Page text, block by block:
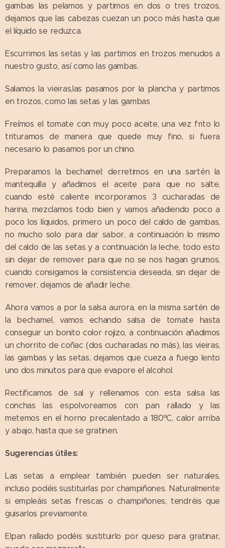
gambas las pelamos y partimos en dos o tres trozos,
dejamos que las cabezas cuezan un poco más hasta que
el líquido se reduzca.
Escurrimos las setas y las partimos en trozos menudos a
nuestro gusto, así como las gambas.
Salamos la vieiras,las pasamos por la plancha y partimos
en trozos, como las setas y las gambas
Freímos el tomate con muy poco aceite, una vez frito lo
trituramos de manera que quede muy fino, si fuera
necesario lo pasamos por un chino.
Preparamos la bechamel: derretimos en una sartén la
mantequilla y añadimos el aceite para que no salte,
cuando esté caliente incorporamos 3 cucharadas de
harina, mezclamos todo bien y vamos añadiendo poco a
poco los líquidos, primero un poco del caldo de gambas,
no mucho solo para dar sabor, a continuación lo mismo
del caldo de las setas y a continuación la leche, todo esto
sin dejar de remover para que no se nos hagan grumos,
cuando consigamos la consistencia deseada, sin dejar de
remover, dejamos de añadir leche.
Ahora vamos a por la salsa aurora, en la misma sartén de
la bechamel, vamos echando salsa de tomate hasta
conseguir un bonito color rojizo, a continuación añadimos
un chorrito de coñac (dos cucharadas no más), las vieiras,
las gambas y las setas, dejamos que cueza a fuego lento
uno dos minutos para que evapore el alcohol.
Rectificamos de sal y rellenamos con esta salsa las
conchas las espolvoreamos con pan rallado y las
metemos en el horno precalentado a 180ºC, calor arriba
y abajo, hasta que se gratinen.
Sugerencias útiles:
Las setas a emplear también pueden ser naturales,
incluso podéis sustituirlas por champiñones. Naturalmente
si empleáis setas frescas o champiñones, tendréis que
guisarlos previamente.
Elpan rallado podéis sustituirlo por queso para gratinar,